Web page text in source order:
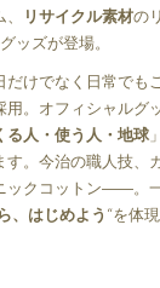
リサイクル素材の
ッズが登場。
だけでなく日常でも
用。オフィシャルグ
る人・使う人・地球
す。今治の職人技、
ックコットン――。
、はじめよう “を体